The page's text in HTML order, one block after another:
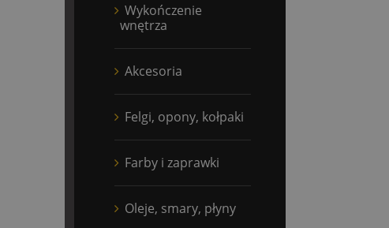
Wykończenie
wnętrza
Akcesoria
Felgi, opony, kołpaki
Farby i zaprawki
Oleje, smary, płyny